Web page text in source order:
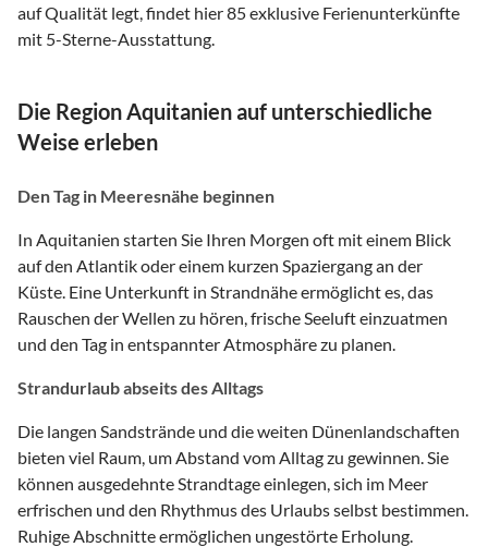
auf Qualität legt, findet hier 85 exklusive Ferienunterkünfte
mit 5-Sterne-Ausstattung.
Die Region Aquitanien auf unterschiedliche
Weise erleben
Den Tag in Meeresnähe beginnen
In Aquitanien starten Sie Ihren Morgen oft mit einem Blick
auf den Atlantik oder einem kurzen Spaziergang an der
Küste. Eine Unterkunft in Strandnähe ermöglicht es, das
Rauschen der Wellen zu hören, frische Seeluft einzuatmen
und den Tag in entspannter Atmosphäre zu planen.
Strandurlaub abseits des Alltags
Die langen Sandstrände und die weiten Dünenlandschaften
bieten viel Raum, um Abstand vom Alltag zu gewinnen. Sie
können ausgedehnte Strandtage einlegen, sich im Meer
erfrischen und den Rhythmus des Urlaubs selbst bestimmen.
Ruhige Abschnitte ermöglichen ungestörte Erholung.